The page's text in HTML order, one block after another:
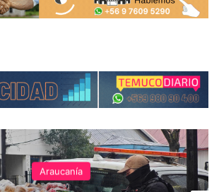
Araucanía